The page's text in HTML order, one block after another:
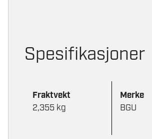
Spesifikasjoner
Fraktvekt
2,355 kg
Merke
BGU